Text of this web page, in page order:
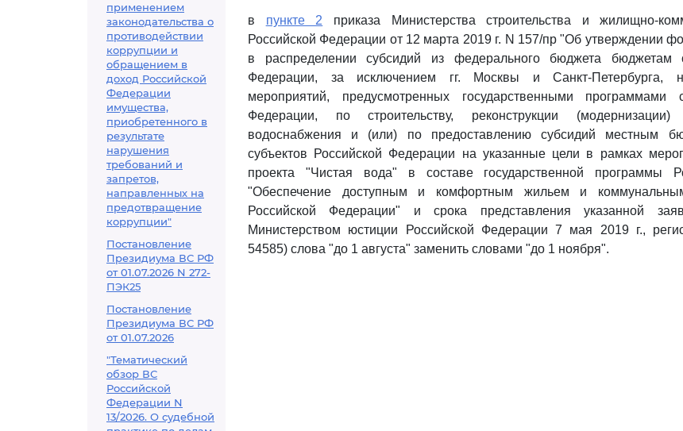
применением
законодательства о
противодействии
коррупции и
обращением в
доход Российской
Федерации
имущества,
приобретенного в
результате
нарушения
требований и
запретов,
направленных на
предотвращение
коррупции"
Постановление
Президиума ВС РФ
от 01.07.2026 N 272-
ПЭК25
Постановление
Президиума ВС РФ
от 01.07.2026
"Тематический
обзор ВС
Российской
Федерации N
13/2026. О судебной
в пункте 2 приказа Министерства строительства и жилищно-
Российской Федерации от 12 марта 2019 г. N 157/пр "Об утверждении
в распределении субсидий из федерального бюджета бюджетам
Федерации, за исключением гг. Москвы и Санкт-Петербурга,
мероприятий, предусмотренных государственными программами
Федерации, по строительству, реконструкции (модернизации)
водоснабжения и (или) по предоставлению субсидий местным
субъектов Российской Федерации на указанные цели в рамках
проекта "Чистая вода" в составе государственной программы
"Обеспечение доступным и комфортным жильем и
Российской Федерации" и срока представления указанной
Министерством юстиции Российской Федерации 7 мая 2019 г.,
54585) слова "до 1 августа" заменить словами "до 1 ноября".